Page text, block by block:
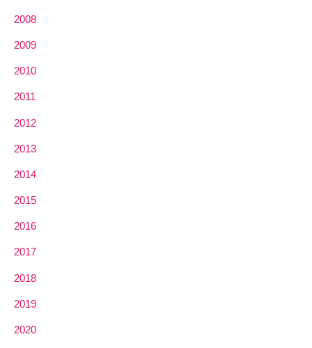
2008
2009
2010
2011
2012
2013
2014
2015
2016
2017
2018
2019
2020